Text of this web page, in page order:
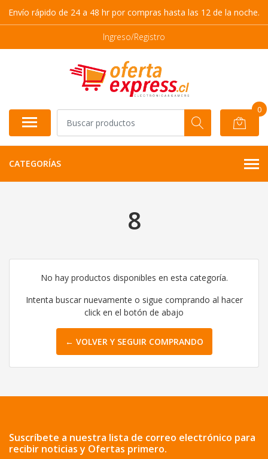
Envío rápido de 24 a 48 hr por compras hasta las 12 de la noche.
Ingreso/Registro
0
CATEGORÍAS
8
No hay productos disponibles en esta categoría.
Intenta buscar nuevamente o sigue comprando al hacer
click en el botón de abajo
← VOLVER Y SEGUIR COMPRANDO
Suscríbete a nuestra lista de correo electrónico para
recibir noticias y Ofertas primero.